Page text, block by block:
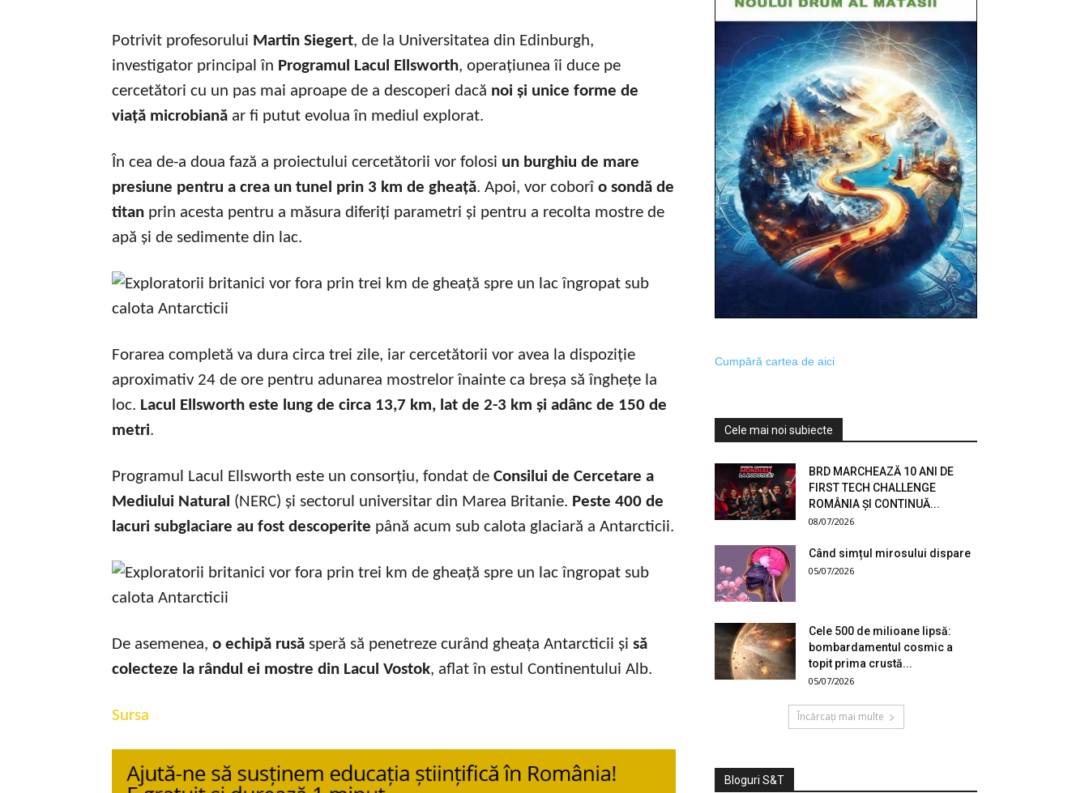
Potrivit profesorului Martin Siegert, de la Universitatea din Edinburgh,
investigator principal în Programul Lacul Ellsworth, operațiunea îi duce pe
cercetători cu un pas mai aproape de a descoperi dacă noi și unice forme de
viață microbiană ar fi putut evolua în mediul explorat.
În cea de-a doua fază a proiectului cercetătorii vor folosi un burghiu de mare
presiune pentru a crea un tunel prin 3 km de gheață. Apoi, vor coborîo sondă de
titan prin acesta pentru a măsura diferiți parametri și pentru a recolta mostre de
apă și de sedimente din lac.
Forarea completă va dura circa trei zile, iar cercetătorii vor avea la dispoziție
aproximativ 24 de ore pentru adunarea mostrelor înainte ca breșa să înghețe la
loc. Lacul Ellsworth este lung de circa 13,7 km, lat de 2-3 km și adânc de 150 de
metri.
Programul Lacul Ellsworth este un consorțiu, fondat de Consilui de Cercetare a
Mediului Natural (NERC) și sectorul universitar din Marea Britanie. Peste 400 de
lacuri subglaciare au fost descoperite până acum sub calota glaciară a Antarcticii.
De asemenea, o echipă rusă speră să penetreze curând gheața Antarcticii și să
colecteze la rândul ei mostre din Lacul Vostok, aflat în estul Continentului Alb.
Sursa
Cumpără cartea de aici
Cele mai noi subiecte
BRD MARCHEAZĂ 10 ANI DE
FIRST TECH CHALLENGE
ROMÂNIA ȘI CONTINUĂ...
08/07/2026
Când simțul mirosului dispare
05/07/2026
Cele 500 de milioane lipsă:
bombardamentul cosmic a
topit prima crustă...
05/07/2026
Încărcați mai multe
Bloguri S&T